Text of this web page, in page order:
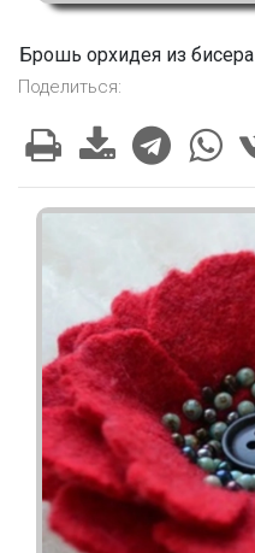
Брошь орхидея из бисера
Поделиться: